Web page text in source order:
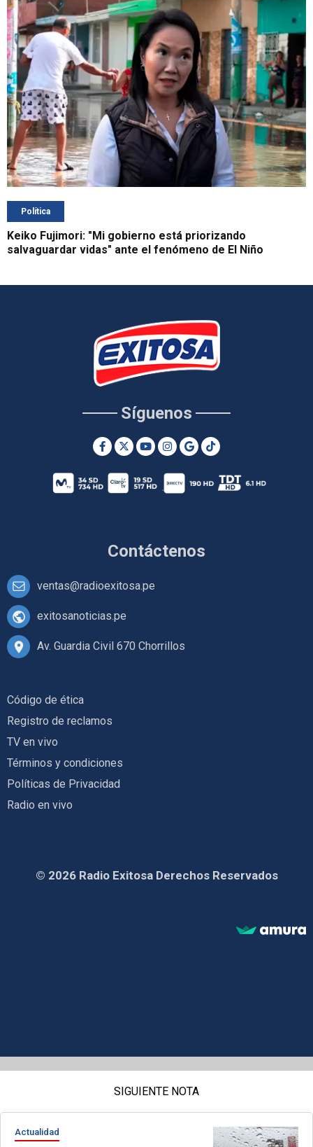
Política
Keiko Fujimori: "Mi gobierno está priorizando
salvaguardar vidas" ante el fenómeno de El Niño
Contáctenos
ventas@radioexitosa.pe
exitosanoticias.pe
Av. Guardia Civil 670 Chorrillos
Síguenos
Código de ética
Registro de reclamos
TV en vivo
Términos y condiciones
Políticas de Privacidad
Radio en vivo
© 2026 Radio Exitosa Derechos Reservados
SIGUIENTE NOTA
Actualidad